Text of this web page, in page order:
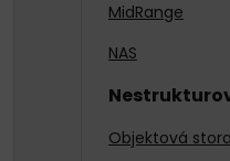
MidRange
NAS
Objektová